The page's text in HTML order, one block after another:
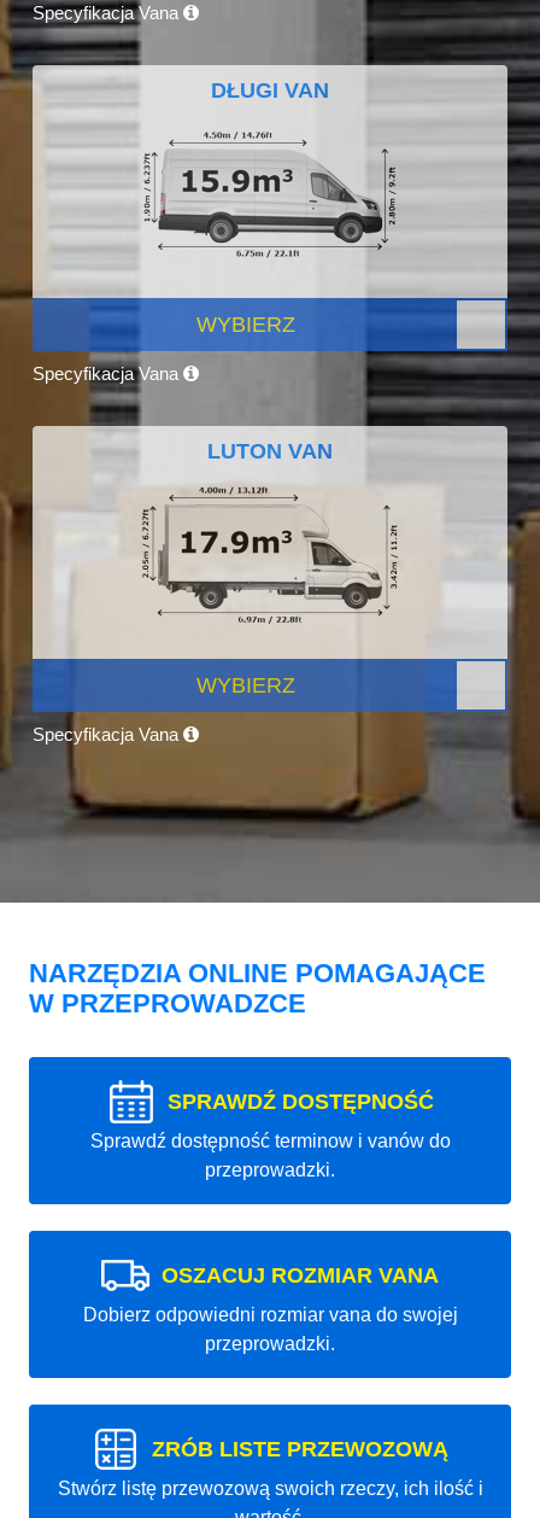
Specyfikacja Vana
DŁUGI VAN
WYBIERZ
Specyfikacja Vana
LUTON VAN
WYBIERZ
Specyfikacja Vana
NARZĘDZIA ONLINE POMAGAJĄCE
W PRZEPROWADZCE
SPRAWDŹ DOSTĘPNOŚĆ
Sprawdź dostępność terminow i vanów do
przeprowadzki.
OSZACUJ ROZMIAR VANA
Dobierz odpowiedni rozmiar vana do swojej
przeprowadzki.
ZRÓB LISTE PRZEWOZOWĄ
Stwórz listę przewozową swoich rzeczy, ich ilość i